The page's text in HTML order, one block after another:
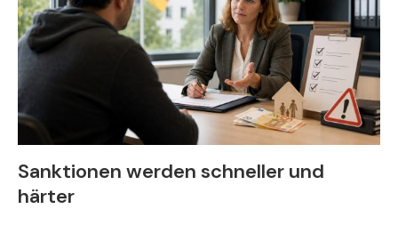
Sanktionen werden schneller und
härter